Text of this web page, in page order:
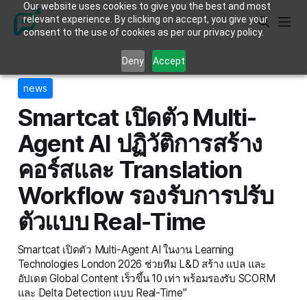
Our website uses cookies to give you the best and most
relevant experience. By clicking on accept, you give your
consent to the use of cookies as per our privacy policy.
Deny Accept
news
Smartcat เปิดตัว Multi-
Agent AI ปฏิวัติการสร้าง
คอร์สและ Translation
Workflow รองรับการปรับ
ตัวแบบ Real-Time
Smartcat เปิดตัว Multi-Agent AI ในงาน Learning
Technologies London 2026 ช่วยทีม L&D สร้าง แปล และ
อัปเดต Global Content เร็วขึ้น 10 เท่า พร้อมรองรับ SCORM
และ Delta Detection แบบ Real-Time"